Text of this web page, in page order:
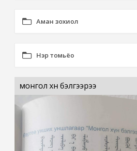
Аман зохиол
Нэр томьёо
монгол хүн бэлгээрээ